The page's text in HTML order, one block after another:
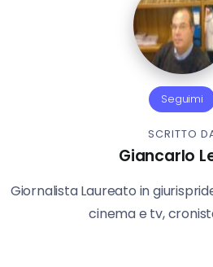
Seguimi
SCRITTO
Giancarlo
Giornalista Laureato in
cinema e tv,